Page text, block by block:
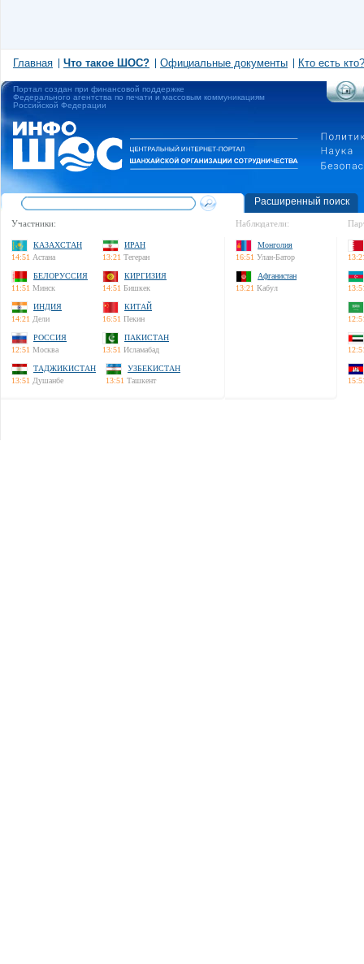
Главная Что такое ШОС? Официальные документы Кто есть кто?
Портал создан при финансовой поддержке
Федерального агентства по печати и массовым коммуникациям
Российской Федерации
Расширенный поиск
Участники:
КАЗАХСТАН
14:51 Астана
ИРАН
13:21 Тегеран
БЕЛОРУССИЯ
11:51 Минск
КИРГИЗИЯ
14:51 Бишкек
ИНДИЯ
14:21 Дели
КИТАЙ
16:51 Пекин
РОССИЯ
12:51 Москва
ПАКИСТАН
13:51 Исламабад
ТАДЖИКИСТАН
13:51 Душанбе
УЗБЕКИСТАН
13:51 Ташкент
Наблюдатели:
Монголия
16:51 Улан-Батор
Афганистан
13:21 Кабул